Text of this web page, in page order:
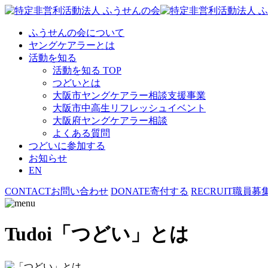
ふうせんの会について
ヤングケアラーとは
活動を知る
活動を知る TOP
つどいとは
大阪市ヤングケアラー相談支援事業
大阪市中高生リフレッシュイベント
大阪府ヤングケアラー相談
よくある質問
つどいに参加する
お知らせ
EN
CONTACTお問い合わせ DONATE寄付する RECRUIT職員募
Tudoi 「つどい」とは